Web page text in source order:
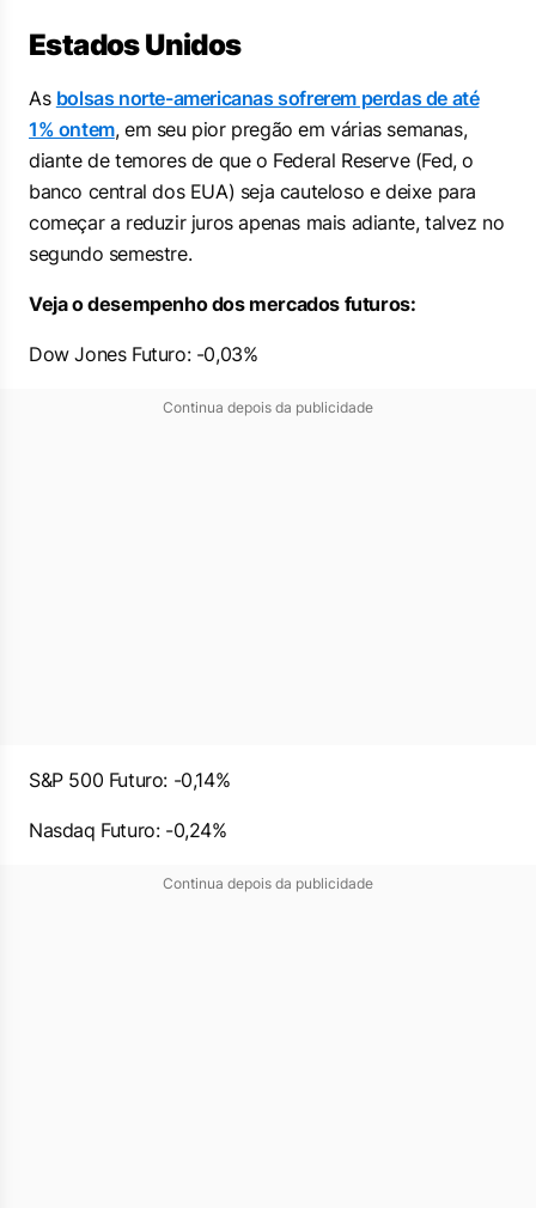
Estados Unidos
As bolsas norte-americanas sofrerem perdas de até
1% ontem, em seu pior pregão em várias semanas,
diante de temores de que o Federal Reserve (Fed, o
banco central dos EUA) seja cauteloso e deixe para
começar a reduzir juros apenas mais adiante, talvez no
segundo semestre.
Veja o desempenho dos mercados futuros:
Dow Jones Futuro: -0,03%
Continua depois da publicidade
S&P 500 Futuro: -0,14%
Nasdaq Futuro: -0,24%
Continua depois da publicidade